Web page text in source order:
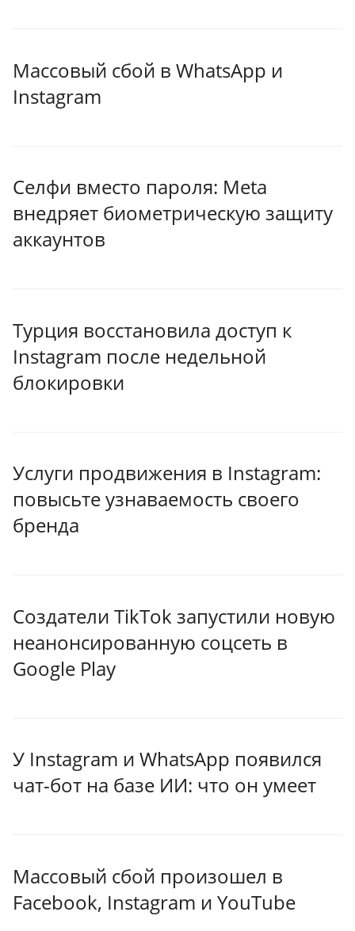
Массовый сбой в WhatsApp и
Instagram
Селфи вместо пароля: Meta
внедряет биометрическую защиту
аккаунтов
Турция восстановила доступ к
Instagram после недельной
блокировки
Услуги продвижения в Instagram:
повысьте узнаваемость своего
бренда
Создатели TikTok запустили новую
неанонсированную соцсеть в
Google Play
У Instagram и WhatsApp появился
чат-бот на базе ИИ: что он умеет
Массовый сбой произошел в
Facebook, Instagram и YouTube